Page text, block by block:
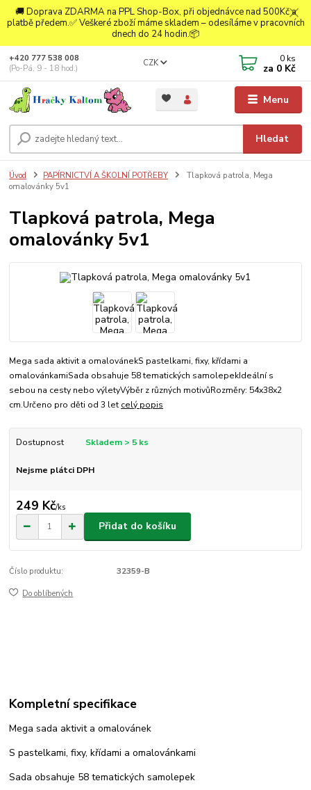
🚚 Doprava ZDARMA na PPL Shop-Box, při objednávce nad 500Kč a
platbě předem.✅ Veškeré zboží máme skladem – odesíláme v pracovních
dnech do 24 hodin.📦
Menu
CZK
Hledat
+420 777 538 008
(Po-Pá, 9 - 18 hod.)
0 ks
za 0 Kč
Úvod PAPÍRNICTVÍ A ŠKOLNÍ POTŘEBY
Tlapková patrola, Mega
omalovánky 5v1
Tlapková patrola, Mega
omalovánky 5v1
Mega sada aktivit a omalovánekS pastelkami, fixy, křídami a
omalovánkamiSada obsahuje 58 tematických samolepekIdeální s
sebou na cesty nebo výletyVýběr z různých motivůRozměry: 54x38x2
cm.Určeno pro děti od 3 let celý popis
Dostupnost Skladem > 5 ks
Nejsme plátci DPH
249 Kč/ks
Přidat do košíku
Číslo produktu: 32359-B
Do oblíbených
Kompletní specifikace
Mega sada aktivit a omalovánek
S pastelkami, fixy, křídami a omalovánkami
Sada obsahuje 58 tematických samolepek